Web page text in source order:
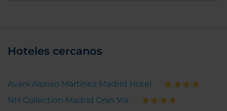
Hoteles cercanos
Avani Alonso Martínez Madrid Hotel
NH Collection Madrid Gran Vía